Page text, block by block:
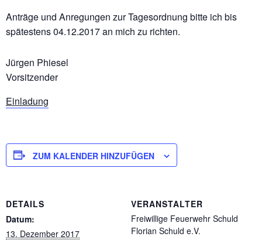
Anträge und Anregungen zur Tagesordnung bitte ich bis
spätestens 04.12.2017 an mich zu richten.
Jürgen Phiesel
Vorsitzender
Einladung
ZUM KALENDER HINZUFÜGEN
DETAILS
Datum:
13. Dezember 2017
VERANSTALTER
Freiwillige Feuerwehr Schuld
Florian Schuld e.V.